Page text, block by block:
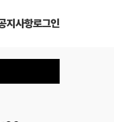
지사항로그인